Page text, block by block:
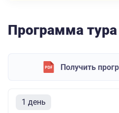
Программа тура
Получить
1 день